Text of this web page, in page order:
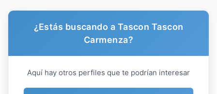
¿Estás buscando a Tascon Tascon
Carmenza?
Aquí hay otros perfiles que te podrían interesar